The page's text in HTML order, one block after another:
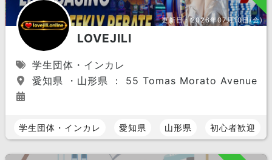
更新日：2026年07月10日(金)
LOVEJILI
学生団体・インカレ
愛知県 ・山形県 ： 55 Tomas Morato
学生団体・インカレ 愛知県 山形県 初心者歓迎